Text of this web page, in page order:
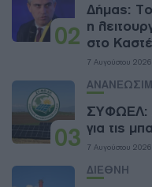
02
Δήμας:
η
στο
7 Αυγούστου 2026
03
ΣΥΦΩΕΛ:
για τις
7 Αυγούστου 2026
ΔΙΕΘΝΗ